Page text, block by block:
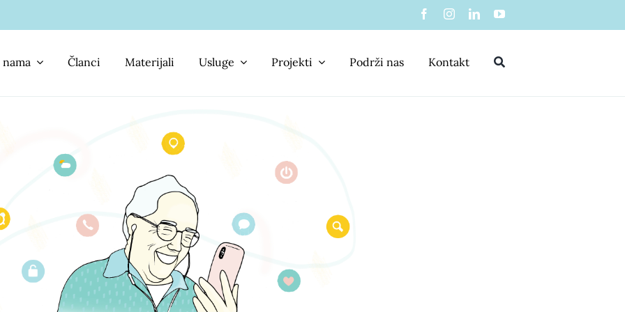
nama Članci Materijali Usluge Projekti Podrži nas Kontakt